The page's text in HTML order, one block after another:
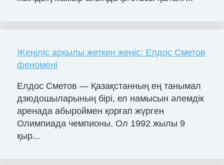
Жеңіліс арқылы жеткен жеңіс: Елдос Сметов
феномені
Елдос Сметов — Қазақстанның ең танымал
дзюдошыларының бірі, ел намысын әлемдік
аренада абыроймен қорғап жүрген
Олимпиада чемпионы. Ол 1992 жылы 9
қыр...